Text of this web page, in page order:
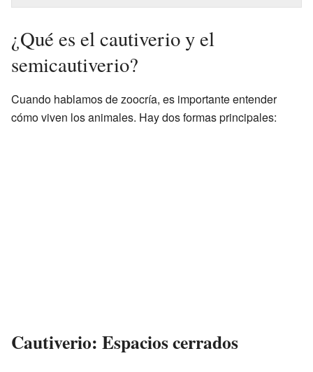
¿Qué es el cautiverio y el
semicautiverio?
Cuando hablamos de zoocría, es importante entender
cómo viven los animales. Hay dos formas principales:
Cautiverio: Espacios cerrados